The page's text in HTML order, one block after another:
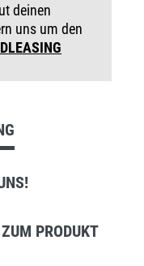
deinen
uns um den
PRODUKT